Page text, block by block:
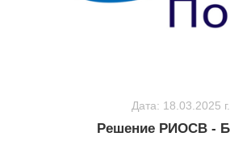
Дата: 18.03.2025 г.
Решение РИОСВ -